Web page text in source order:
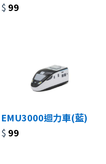
$ 99
EMU3000迴力車(藍)
$ 99